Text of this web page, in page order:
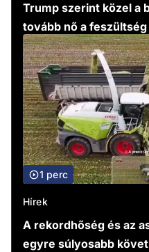
Trump szerint közel a
tovább nő a feszültség
1 perc
Hírek
A rekordhőség és az
egyre súlyosabb